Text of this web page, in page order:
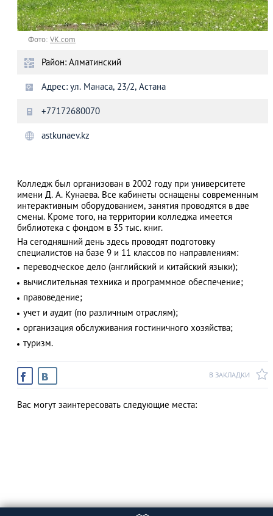
АЗАД
Фото:VK.com
Район: Алматинский
Адрес: ул. Манаса, 23/2, Астана
+77172680070
astkunaev.kz
Колледж был организован в 2002 году при университете
имени Д. А. Кунаева. Все кабинеты оснащены современным
интерактивным оборудованием, занятия проводятся в две
смены. Кроме того, на территории колледжа имеется
библиотека с фондом в 35 тыс. книг.
На сегодняшний день здесь проводят подготовку
специалистов на базе 9 и 11 классов по направлениям:
переводческое дело (английский и китайский языки);
вычислительная техника и программное обеспечение;
правоведение;
учет и аудит (по различным отраслям);
организация обслуживания гостиничного хозяйства;
туризм.
В ЗАКЛАДКИ
Вас могут заинтересовать следующие места: